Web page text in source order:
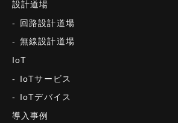
設計道場
回路設計道場
無線設計道場
IoT
IoTサービス
IoTデバイス
導入事例